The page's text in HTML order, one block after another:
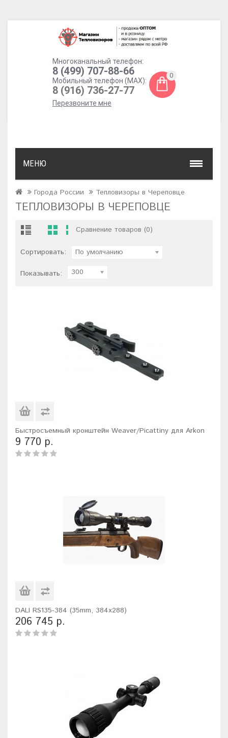
Многоканальный телефон:
8 (499) 707-88-66
Мобильный телефон (MAX):
8 (916) 736-27-77
Перезвоните мне
0
МЕНЮ
Города России Тепловизоры в Череповце
ТЕПЛОВИЗОРЫ В ЧЕРЕПОВЦЕ
Сравнение товаров (0)
Сортировать: По умолчанию
Показывать: 300
Быстросъемный кронштейн Weaver/Picattiny для Arkon
9 770 р.
DALI RS135-384 (35mm, 384x288)
206 745 р.